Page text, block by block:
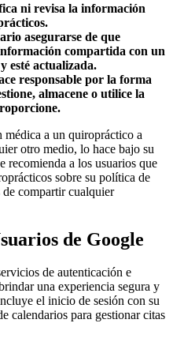
ni revisa la información
asegurarse de que
compartida con un
esté actualizada.
responsable por la forma
almacene o utilice la
a un quiropráctico a
otro medio, lo hace bajo su
recomienda a los usuarios que
sobre su política de
compartir cualquier
de Google
de autenticación e
una experiencia segura y
el inicio de sesión con su
calendarios para gestionar citas